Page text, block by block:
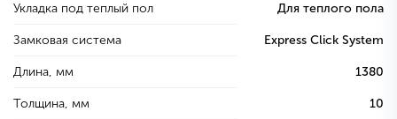
Укладка под теплый пол Для теплого пола
Замковая система Express Click System
Длина, мм 1380
Толщина, мм 10